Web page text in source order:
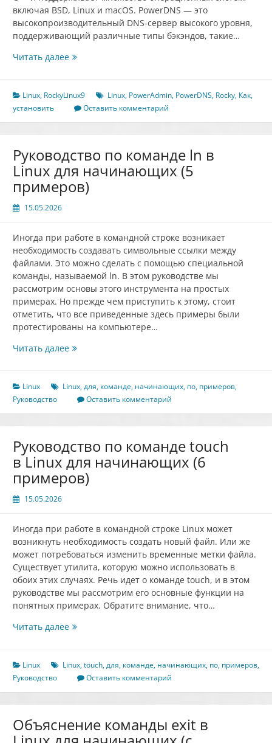
включая BSD, Linux и macOS. PowerDNS — это
высокопроизводительный DNS-сервер высокого уровня,
поддерживающий различные типы бэкэндов, такие…
Читать далееКак
и
PowerAdmin
в
Linux, RockyLinux9 Linux, PowerAdmin, PowerDNS, Rocky, Как,
установить
Оставить комментарий
Руководство по команде ln в
Linux для начинающих (5
примеров)
15.05.2026
Иногда при работе в командной строке возникает
необходимость создавать символьные ссылки между
файлами. Это можно сделать с помощью специальной
команды, называемой ln. В этом руководстве мы
рассмотрим основы этого инструмента на простых
примерах. Но прежде чем приступить к этому, стоит
отметить, что все приведенные здесь примеры были
протестированы на компьютере…
Читать далееРуководство
ln
Linux
(5
примеров)
Linux Linux,для, команде, начинающих, по, примеров,
Руководство
Оставить комментарий
Руководство по команде touch
в Linux для начинающих (6
примеров)
15.05.2026
Иногда при работе в командной строке Linux может
возникнуть необходимость создать новый файл. Или же
может потребоваться изменить временные метки файла.
Существует утилита, которую можно использовать в
обоих этих случаях. Речь идет о команде touch, и в этом
руководстве мы рассмотрим его основные функции на
понятных примерах. Обратите внимание, что…
Читать далееРуководство
touch
Linux
(6
Linux Linux,touch,для, команде, начинающих, по, примеров,
Руководство
Оставить комментарий
Объяснение команды exit в